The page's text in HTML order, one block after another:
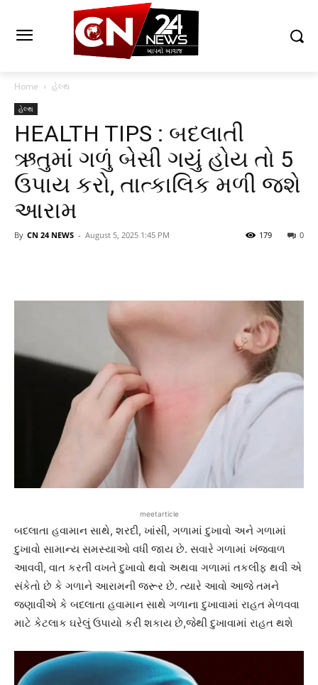
Home હેલ્થ
હેલ્થ
HEALTH TIPS : બદલાતી
ઋતુમાં ગળું બેસી ગયું હોય તો 5
ઉપાય કરો, તાત્કાલિક મળી જશે
આરામ
By CN 24 NEWS - August 5, 2025 1:45 PM 0
179
meetarticle
બદલાતા હવામાન સાથે, શરદી, ખાંસી, ગળામાં દુખાવો અને ગળામાં
દુખાવો સામાન્ય સમસ્યાઓ વધી જાય છે. સવારે ગળામાં ખંજવાળ
આવવી, વાત કરતી વખતે દુખાવો થવો અથવા ગળામાં તકલીફ થવી એ
સંકેતો છે કે ગળાને આરામની જરૂર છે. ત્યારે આવો આજે તમને
જણાવીએ કે બદલાતા હવામાન સાથે ગળાના દુખાવામાં રાહત મેળવવા
માટે કેટલાક ઘરેલું ઉપાયો કરી શકાય છે,જેથી દુખાવામાં રાહત થશે